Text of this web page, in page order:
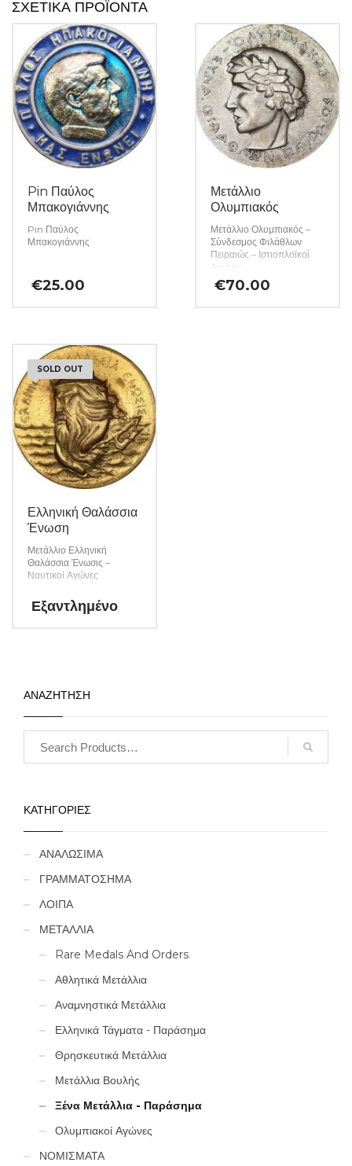
ΣΧΕΤΙΚΆ ΠΡΟΪΌΝΤΑ
Pin Παύλος
Μπακογιάννης
Pin Παύλος
Μπακογιάννης
€25.00
Μετάλλιο
Ολυμπιακός
Μετάλλιο Ολυμπιακός –
Σύνδεσμος Φιλάθλων
Πειραιώς – Ιστιοπλοϊκοί
Αγώνες
€70.00
SOLD OUT
Ελληνική Θαλάσσια
Ένωση
Μετάλλιο Ελληνική
Θαλάσσια Ένωσις –
Ναυτικοί Αγώνες
Εξαντλημένο
ΑΝΑΖΗΤΗΣΗ
ΚΑΤΗΓΟΡΙΕΣ
ΑΝΑΛΩΣΙΜΑ
ΓΡΑΜΜΑΤΟΣΗΜΑ
ΛΟΙΠΑ
ΜΕΤΑΛΛΙΑ
Rare Medals And Orders
Αθλητικά Μετάλλια
Αναμνηστικά Μετάλλια
Ελληνικά Τάγματα - Παράσημα
Θρησκευτικά Μετάλλια
Μετάλλια Βουλής
Ξένα Μετάλλια - Παράσημα
Ολυμπιακοί Αγώνες
ΝΟΜΙΣΜΑΤΑ